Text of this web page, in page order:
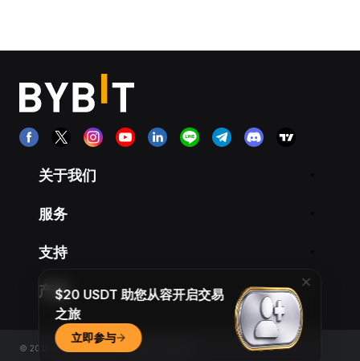
关于我们
服务
支持
产品
© 2018-2026 Bybit.com. All rights reserved.
$20 USDT 助您从容开启交易
之旅
立即参与